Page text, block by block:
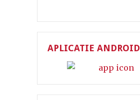
APLICATIE ANDROID